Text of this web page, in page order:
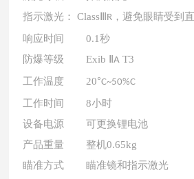
指示激光： ClassⅢR ，避免眼睛受到
响应时间
0.1秒
防爆等级
Exib ⅡA T3
工作温度 20°C~50%C
工作时间 8小时
设备电源
可更换锂电池
产品重量
整机0.65kg
瞄准方式
瞄准镜和指示激光